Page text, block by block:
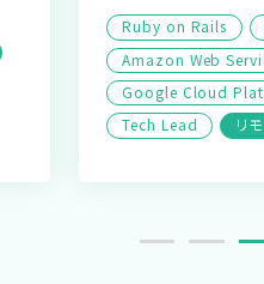
Ruby on Rails
Amazon Web
Google Cloud
Tech Lead
リ